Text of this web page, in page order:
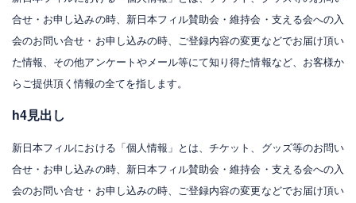
合せ・お申し込みの時、新日本フィル賛助会・維持会・支える会への入
会のお問い合せ・お申し込みの時、ご登録内容の変更などでお届け頂い
た情報、その他アンケートやメール等にて知り得た情報など、お客様か
らご提供頂く情報の全てを指します。
h4見出し
新日本フィルにおける「個人情報」とは、チケット、グッズ等のお問い
合せ・お申し込みの時、新日本フィル賛助会・維持会・支える会への入
会のお問い合せ・お申し込みの時、ご登録内容の変更などでお届け頂い